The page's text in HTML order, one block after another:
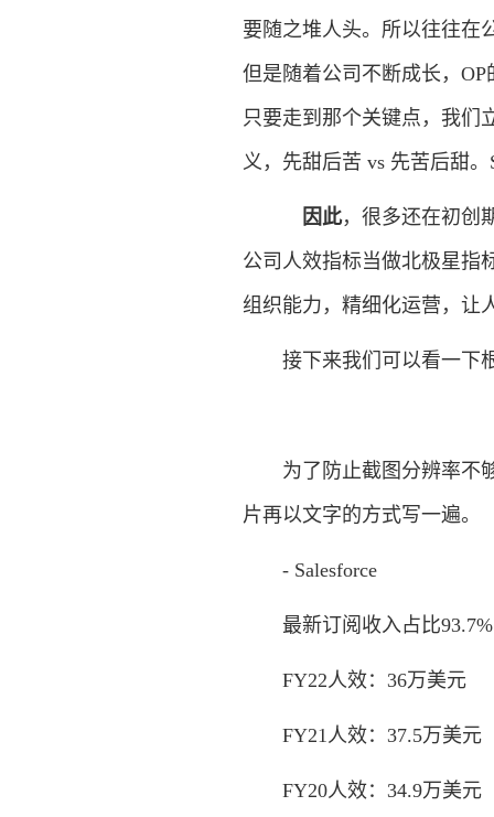
要随之堆人头。所以往往在
但是随着公司不断成长，
只要走到那个关键点，我们
义，先甜后苦 vs 先苦后甜
因此，很多还在初创
公司人效指标当做北极星指
组织能力，精细化运营，让
接下来我们可以看一下根
为了防止截图分辨率不够
片再以文字的方式写一遍。
- Salesforce
最新订阅收入占比93.7%
FY22人效：36万美元
FY21人效：37.5万美元
FY20人效：34.9万美元